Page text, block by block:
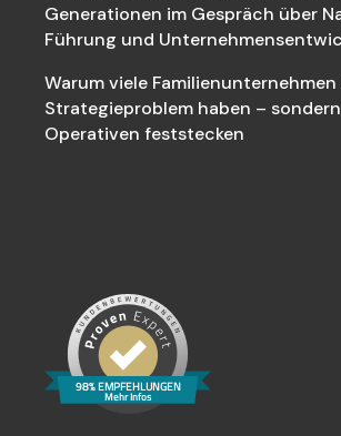
Generationen im Gespräch über
Führung und
Warum viele Familienunternehmen
Strategieproblem haben –
Operativen feststecken
98% EMPFEHLUNGEN
Mehr Infos